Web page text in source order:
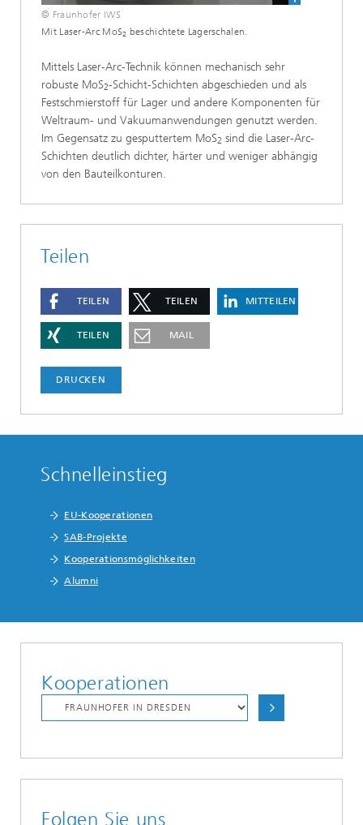
© Fraunhofer IWS
Mit Laser-Arc MoS2 beschichtete Lagerschalen.
Mittels Laser-Arc-Technik können mechanisch sehr
robuste MoS2-Schicht-Schichten abgeschieden und als
Festschmierstoff für Lager und andere Komponenten für
Weltraum- und Vakuumanwendungen genutzt werden.
Im Gegensatz zu gesputtertem MoS2 sind die Laser-Arc-
Schichten deutlich dichter, härter und weniger abhängig
von den Bauteilkonturen.
Teilen
TEILEN TEILEN MITTEILEN
TEILEN MAIL
DRUCKEN
Schnelleinstieg
EU-Kooperationen
SAB-Projekte
Kooperationsmöglichkeiten
Alumni
Kooperationen
Folgen Sie uns